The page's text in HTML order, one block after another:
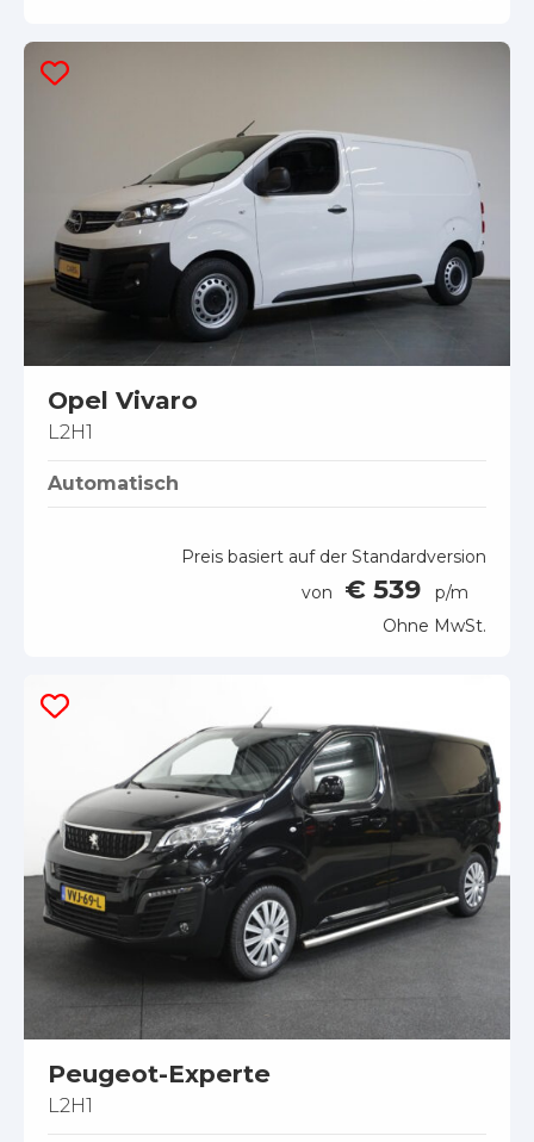
Opel Vivaro
L2H1
Automatisch
Preis basiert auf der Standardversion
von
€ 539
p/m
Ohne MwSt.
Peugeot-Experte
L2H1